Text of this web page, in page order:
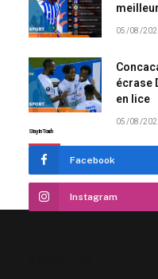
05/08/
écrase
en lice
05/08/
Stay In Touch
Facebook
Instagram